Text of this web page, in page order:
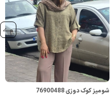
شومیز کوک دوزی 76900488